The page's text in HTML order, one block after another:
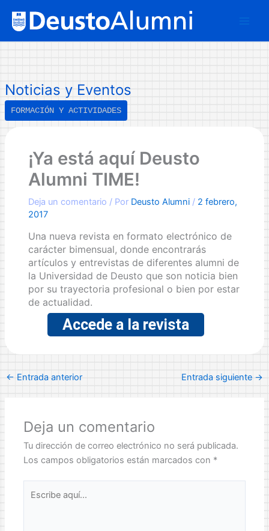
u
s
c
a
r
Noticias y Eventos
FORMACIÓN Y ACTIVIDADES
¡Ya está aquí Deusto
Alumni TIME!
Deja un comentario / Por Deusto Alumni / 2 febrero,
2017
Una nueva revista en formato electrónico de
carácter bimensual, donde encontrarás
artículos y entrevistas de diferentes alumni de
la Universidad de Deusto que son noticia bien
por su trayectoria profesional o bien por estar
de actualidad.
Accede a la revista
←Entrada anterior Entrada siguiente→
Deja un comentario
Tu dirección de correo electrónico no será publicada.
Los campos obligatorios están marcados con *